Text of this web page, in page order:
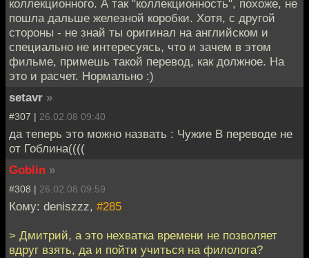
коллекционного. А так "коллекционность", похоже, не
пошла дальше железной коробки. Хотя, с другой
стороны - не знай ты оригинал на английском и
специально не интересуясь, что и зачем в этом
фильме, примешь такой перевод, как должное. На
это и расчет. Нормально :)
setavr »
#307 | 26.02.08 09:40
да теперь это можно назвать : Чужие В переводе не
от Гоблина((((
Goblin »
#308 | 26.02.08 09:59
Кому: deniszzz, #285
> Дмитрий, а это нехватка времени не позволяет
вдруг взять, да и пойти учиться на филолога?